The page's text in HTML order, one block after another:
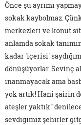
Önce şu ayrımı
sokak kaybolmaz.
merkezleri ve konut
anlamda sokak
kadar 'içerisi'
dönüşüyorlar. Sevinç
inanmayacak ama
yok artık! Hani şairin
ateşler yaktık"
sevdiğimiz şehirler